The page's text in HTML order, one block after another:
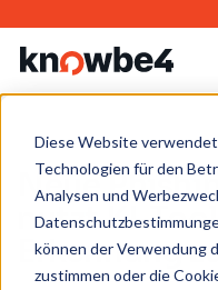
Diese Website
Technologien für den
Analysen und
können der Verwendung
zustimmen oder die
Neue
nutzt KI-
Erkennung